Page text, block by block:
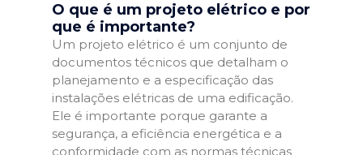
O que é um projeto elétrico e por
que é importante?
Um projeto elétrico é um conjunto de
documentos técnicos que detalham o
planejamento e a especificação das
instalações elétricas de uma edificação.
Ele é importante porque garante a
segurança, a eficiência energética e a
conformidade com as normas técnicas